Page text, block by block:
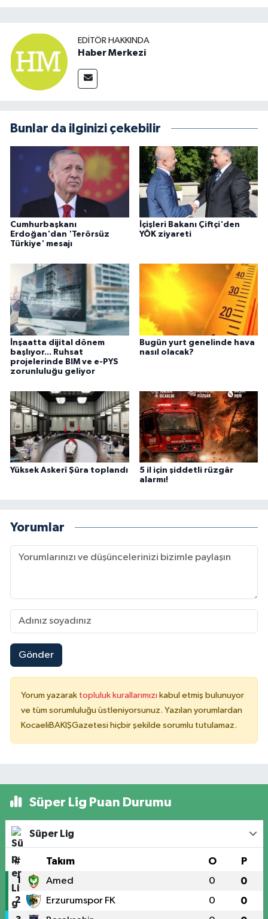
EDITÖR HAKKINDA
Haber Merkezi
Bunlar da ilginizi çekebilir
Cumhurbaşkanı
Erdoğan'dan 'Terörsüz
Türkiye' mesajı
İçişleri Bakanı Çiftçi'den
YÖK ziyareti
İnşaatta dijital dönem
başlıyor... Ruhsat
projelerinde BIM ve e-PYS
zorunluluğu geliyor
Bugün yurt genelinde hava
nasıl olacak?
Yüksek Askerî Şûra toplandı
5 il için şiddetli rüzgâr
alarmı!
Yorumlar
Gönder
Yorum yazarak topluluk kurallarımızı kabul etmiş bulunuyor
ve tüm sorumluluğu üstleniyorsunuz. Yazılan yorumlardan
KocaeliBAKIŞGazetesi hiçbir şekilde sorumlu tutulamaz.
Süper Lig Puan Durumu
Süper Lig
# Takım O P
1 Amed 0 0
2 Erzurumspor FK 0 0